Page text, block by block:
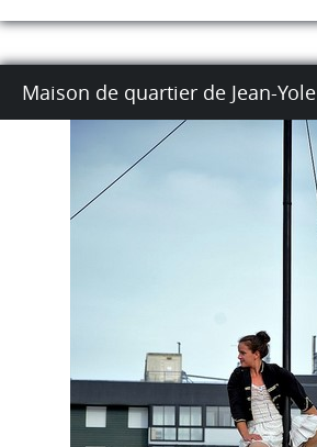
Maison de quartier de Jean-Yole